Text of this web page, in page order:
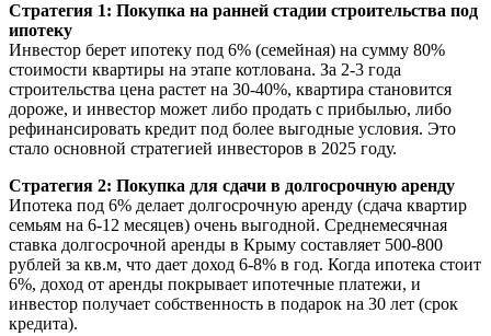
Стратегия 1: Покупка на ранней стадии строительства под
ипотеку
Инвестор берет ипотеку под 6% (семейная) на сумму 80%
стоимости квартиры на этапе котлована. За 2-3 года
строительства цена растет на 30-40%, квартира становится
дороже, и инвестор может либо продать с прибылью, либо
рефинансировать кредит под более выгодные условия. Это
стало основной стратегией инвесторов в 2025 году.
Стратегия 2: Покупка для сдачи в долгосрочную аренду
Ипотека под 6% делает долгосрочную аренду (сдача квартир
семьям на 6-12 месяцев) очень выгодной. Среднемесячная
ставка долгосрочной аренды в Крыму составляет 500-800
рублей за кв.м, что дает доход 6-8% в год. Когда ипотека стоит
6%, доход от аренды покрывает ипотечные платежи, и
инвестор получает собственность в подарок на 30 лет (срок
кредита).